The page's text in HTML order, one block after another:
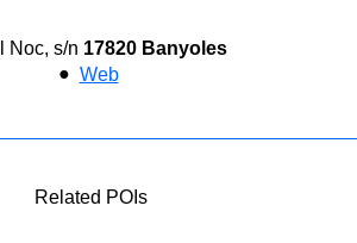
Noc, s/n 17820 Banyoles
● Web
Related POIs